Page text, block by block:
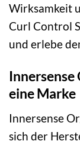
Wirksamkeit
Curl Control
und erlebe
Innersense
eine Marke
Innersense
sich der